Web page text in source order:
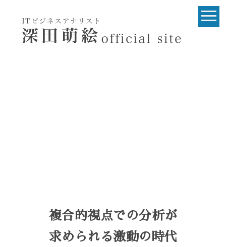
複合的視点での分析が
求められる激動の時代